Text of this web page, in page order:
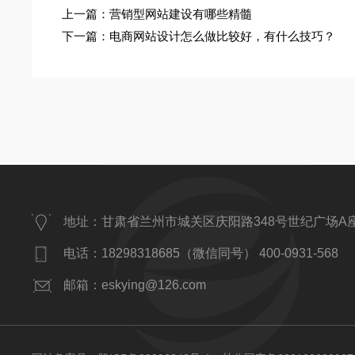
上一篇：营销型网站建设有哪些精髓
下一篇： 电商网站设计怎么做比较好，有什么技巧？
地址：甘肃省兰州市城关区庆阳路348号世纪广场
电话：18298318685（微信同号） 400-0931-568
邮箱：eskying@126.com